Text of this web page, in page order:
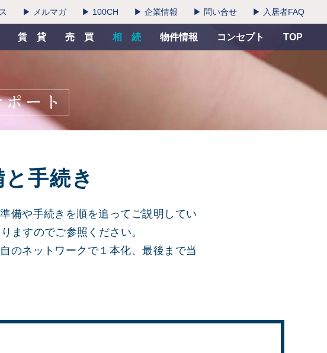
▶ メルマガ ▶ 100CH ▶ 企業情報 ▶ 問い合せ ▶ 入居者FAQ
賃 貸 売 買 相 続 物件情報 コンセプト TOP
手続き
備や手続きを順を追ってご説明してい
ますのでご参照ください。
のネットワークで１本化、最後まで当